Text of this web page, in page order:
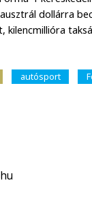
dollárra
kilencmillióra
autósport